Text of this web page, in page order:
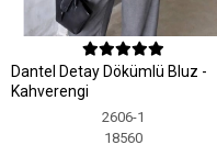
Dantel Detay Dökümlü Bluz -
Kahverengi
2606-1
18560